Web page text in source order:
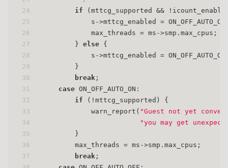
24
25
26
27
28
29
30
31
32
33
34
35
36
37
if (mttcg_supported &&
s->mttcg_enabled =
            max_threads = ms->smp.max_cpus;
        }
else {
s->mttcg_enabled =
        }
break ;
case ON_OFF_AUTO_ON:
if (!mttcg_supported) {
            warn_report(
"Guest not yet
"you may get
        }
        max_threads = ms->smp.max_cpus;
break ;